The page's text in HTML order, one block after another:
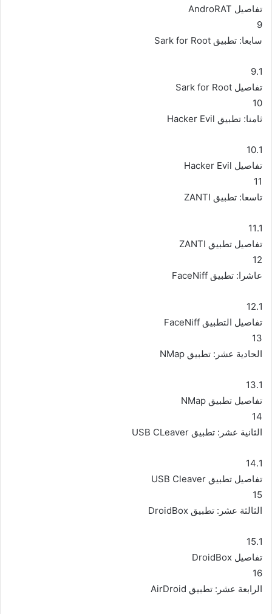
تفاصيل AndroRAT
9
سابعا: تطبيق Sark for Root
9.1
تفاصيل Sark for Root
10
ثامنا: تطبيق Hacker Evil
10.1
تفاصيل Hacker Evil
11
تاسعا: تطبيق ZANTI
11.1
تفاصيل تطبيق ZANTI
12
عاشرا: تطبيق FaceNiff
12.1
تفاصيل التطبيق FaceNiff
13
الحادية عشر: تطبيق NMap
13.1
تفاصيل تطبيق NMap
14
الثانية عشر: تطبيق USB CLeaver
14.1
تفاصيل تطبيق USB Cleaver
15
الثالثة عشر: تطبيق DroidBox
15.1
تفاصيل DroidBox
16
الرابعة عشر: تطبيق AirDroid